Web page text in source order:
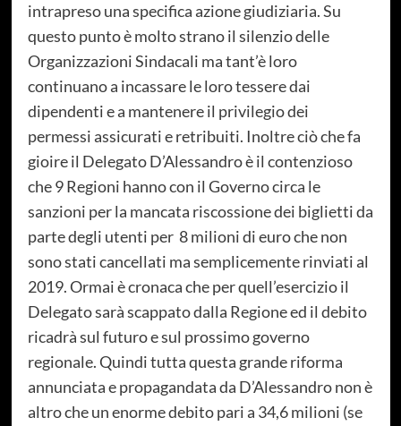
intrapreso una specifica azione giudiziaria. Su
questo punto è molto strano il silenzio delle
Organizzazioni Sindacali ma tant’è loro
continuano a incassare le loro tessere dai
dipendenti e a mantenere il privilegio dei
permessi assicurati e retribuiti. Inoltre ciò che fa
gioire il Delegato D’Alessandro è il contenzioso
che 9 Regioni hanno con il Governo circa le
sanzioni per la mancata riscossione dei biglietti da
parte degli utenti per 8 milioni di euro che non
sono stati cancellati ma semplicemente rinviati al
2019. Ormai è cronaca che per quell’esercizio il
Delegato sarà scappato dalla Regione ed il debito
ricadrà sul futuro e sul prossimo governo
regionale. Quindi tutta questa grande riforma
annunciata e propagandata da D’Alessandro non è
altro che un enorme debito pari a 34,6 milioni (se